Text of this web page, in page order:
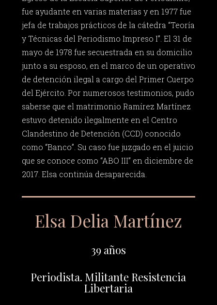
fue ayudante en varias materias y en 1977 fue
jefa de trabajos prácticos de la cátedra “Teoría
y Técnicas del Periodismo Impreso I”. El 31 de
mayo de 1978 fue secuestrada en su domicilio
junto a su esposo, en el marco de un operativo
de detención ilegal a cargo del Primer Cuerpo
del Ejército. Por numerosos testimonios, pudo
saberse que el matrimonio Ramírez Martínez
estuvo detenido ilegalmente en el Centro
Clandestino de Detención (CCD) conocido
como “Banco”. Su caso fue juzgado en el juicio
que se conoce como “ABO III” en diciembre de
2017. Elsa continúa desaparecida.
Elsa Delia Martínez
39 años
Periodista. Militante Resistencia
Libertaria